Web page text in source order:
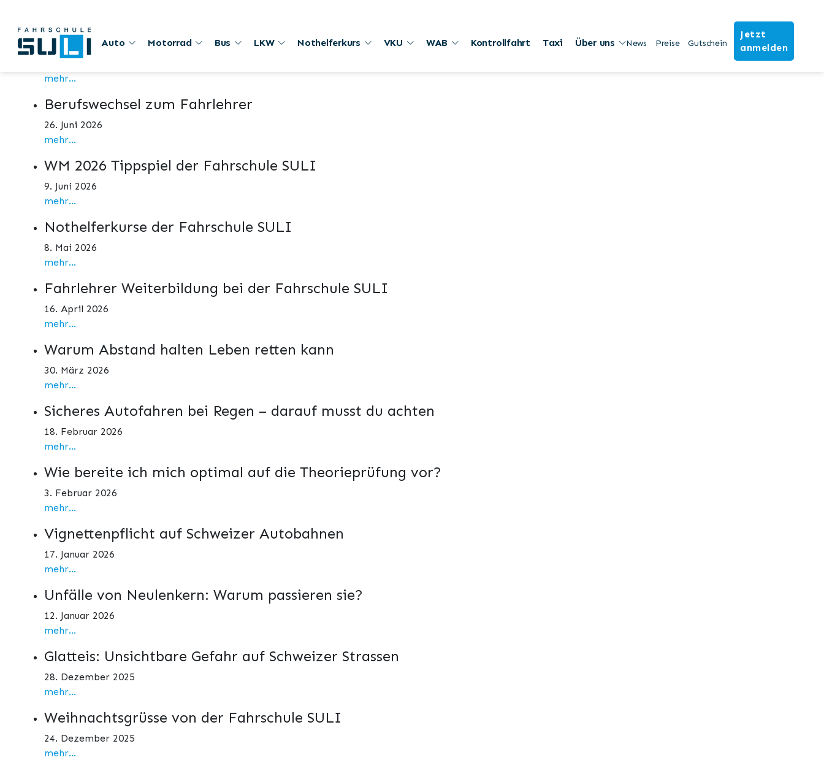
Auto Motorrad Bus LKW Nothelferkurs VKU WAB Kontrollfahrt Taxi Über uns News Preise Gutschein
Jetzt
anmelden
1. August
mehr...
Berufswechsel zum Fahrlehrer
26. Juni 2026
mehr...
WM 2026 Tippspiel der Fahrschule SULI
9. Juni 2026
mehr...
Nothelferkurse der Fahrschule SULI
8. Mai 2026
mehr...
Fahrlehrer Weiterbildung bei der Fahrschule SULI
16. April 2026
mehr...
Warum Abstand halten Leben retten kann
30. März 2026
mehr...
Sicheres Autofahren bei Regen – darauf musst du achten
18. Februar 2026
mehr...
Wie bereite ich mich optimal auf die Theorieprüfung vor?
3. Februar 2026
mehr...
Vignettenpflicht auf Schweizer Autobahnen
17. Januar 2026
mehr...
Unfälle von Neulenkern: Warum passieren sie?
12. Januar 2026
mehr...
Glatteis: Unsichtbare Gefahr auf Schweizer Strassen
28. Dezember 2025
mehr...
Weihnachtsgrüsse von der Fahrschule SULI
24. Dezember 2025
mehr...